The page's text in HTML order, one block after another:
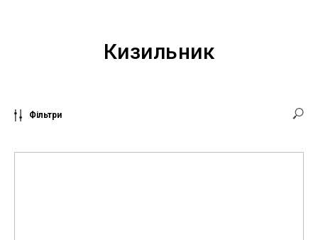
Кизильник
Фільтри